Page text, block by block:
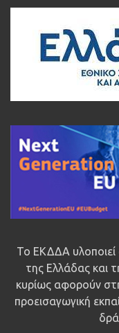
Το ΕΚΔΔΑ
της Ελλάδας και
κυρίως αφορούν
προεισαγωγική